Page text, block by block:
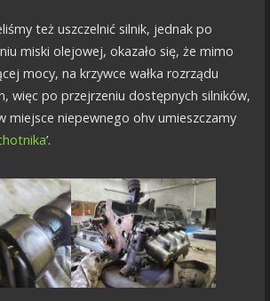
też uszczelnić silnik, jednak po
miski olejowej, okazało się, że mimo
mocy, na krzywce wałka rozrządu
więc po przejrzeniu dostępnych silników,
miejsce niepewnego ohv umieszczamy
’.